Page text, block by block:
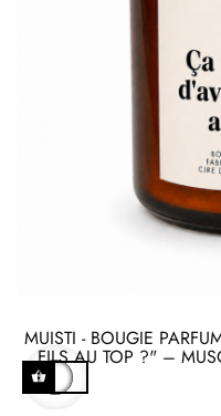
MUISTI - BOUGIE
FILS AU TOP ?" –